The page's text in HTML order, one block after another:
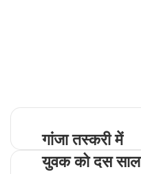
गांजा तस्करी में
युवक को दस साल